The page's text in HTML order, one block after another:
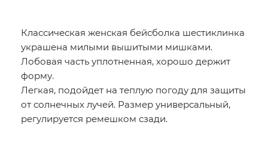
Классическая женская бейсболка шестиклинка
украшена милыми вышитыми мишками.
Лобовая часть уплотненная, хорошо держит
форму.
Легкая, подойдет на теплую погоду для защиты
от солнечных лучей. Размер универсальный,
регулируется ремешком сзади.